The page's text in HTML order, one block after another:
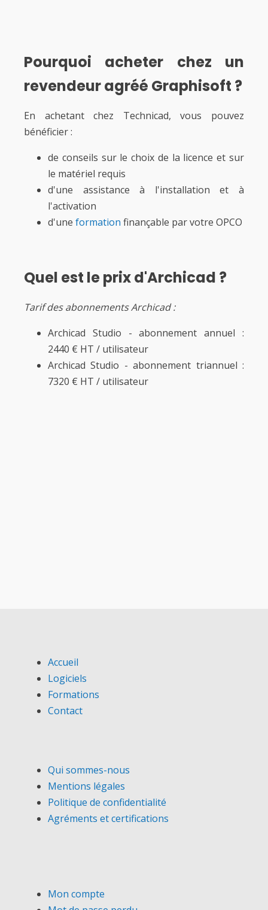
Pourquoi acheter chez un
revendeur agréé Graphisoft ?
En achetant chez Technicad, vous pouvez
bénéficier :
de conseils sur le choix de la licence et sur
le matériel requis
d'une assistance à l'installation et à
l'activation
d'une formation finançable par votre OPCO
Quel est le prix d'Archicad ?
Tarif des abonnements Archicad :
Archicad Studio - abonnement annuel :
2440 € HT / utilisateur
Archicad Studio - abonnement triannuel :
7320 € HT / utilisateur
Accueil
Logiciels
Formations
Contact
Qui sommes-nous
Mentions légales
Politique de confidentialité
Agréments et certifications
Mon compte